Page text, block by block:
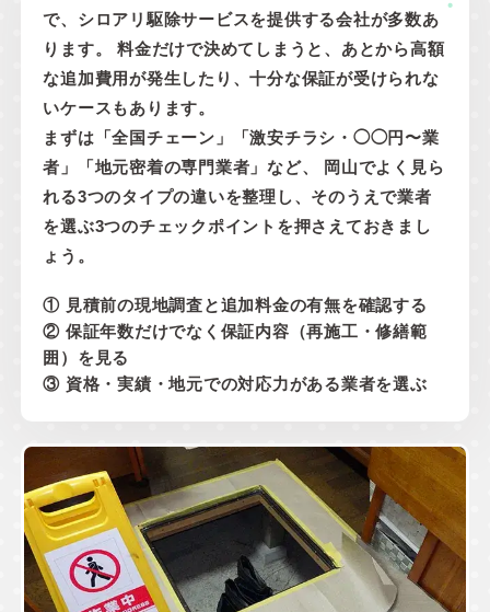
で、シロアリ駆除サービスを提供する会社が多数あ
ります。 料金だけで決めてしまうと、あとから高額
な追加費用が発生したり、十分な保証が受けられな
いケースもあります。
まずは「全国チェーン」「激安チラシ・◯◯円〜業
者」「地元密着の専門業者」など、 岡山でよく見ら
れる3つのタイプの違いを整理し、そのうえで業者
を選ぶ3つのチェックポイントを押さえておきまし
ょう。
① 見積前の現地調査と追加料金の有無を確認する
② 保証年数だけでなく保証内容（再施工・修繕範
囲）を見る
③ 資格・実績・地元での対応力がある業者を選ぶ